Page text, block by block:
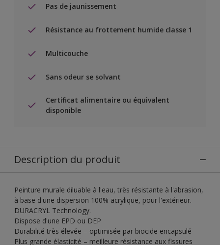
Pas de jaunissement
Résistance au frottement humide classe 1
Multicouche
Sans odeur se solvant
Certificat alimentaire ou équivalent
disponible
Description du produit
Peinture murale diluable à l'eau, très résistante à l'abrasion,
à base d'une dispersion 100% acrylique, pour l'extérieur.
DURACRYL Technology.
Dispose d'une EPD ou DEP
Durabilité très élevée – optimisée par biocide encapsulé
Plus grande élasticité – meilleure résistance aux fissures